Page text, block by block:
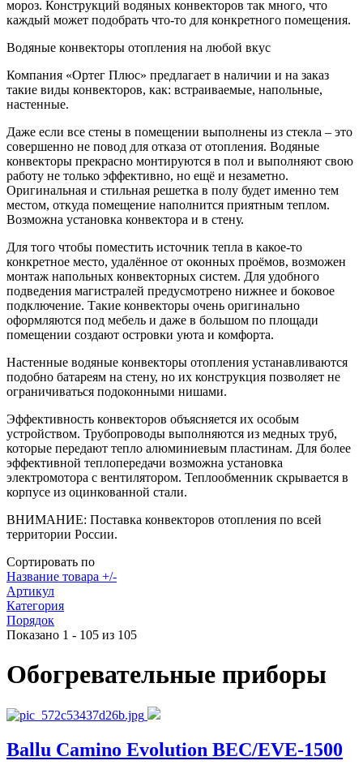
мороз. Конструкций водяных конвекторов так много, что
каждый может подобрать что-то для конкретного помещения.
Водяные конвекторы отопления на любой вкус
Компания «Ортег Плюс» предлагает в наличии и на заказ
такие виды конвекторов, как: встраиваемые, напольные,
настенные.
Даже если все стены в помещении выполнены из стекла – это
совершенно не повод для отказа от отопления. Водяные
конвекторы прекрасно монтируются в пол и выполняют свою
работу не только эффективно, но ещё и незаметно.
Оригинальная и стильная решетка в полу будет именно тем
местом, откуда помещение наполнится приятным теплом.
Возможна установка конвектора и в стену.
Для того чтобы поместить источник тепла в какое-то
конкретное место, удалённое от оконных проёмов, возможен
монтаж напольных конвекторных систем. Для удобного
подведения магистралей предусмотрено нижнее и боковое
подключение. Такие конвекторы очень оригинально
оформляются под мебель и даже в большом по площади
помещении создают островки уюта и комфорта.
Настенные водяные конвекторы отопления устанавливаются
подобно батареям на стену, но их конструкция позволяет не
ограничиваться подоконными нишами.
Эффективность конвекторов объясняется их особым
устройством. Трубопроводы выполняются из медных труб,
которые передают тепло алюминиевым пластинам. Для более
эффективной теплопередачи возможна установка
электромотора с вентилятором. Теплообменник скрывается в
корпусе из оцинкованной стали.
ВНИМАНИЕ: Поставка конвекторов отопления по всей
территории России.
Сортировать по
Название товара +/-
Артикул
Категория
Порядок
Показано 1 - 105 из 105
Обогревательные приборы
Ballu Camino Evolution BEC/EVE-1500